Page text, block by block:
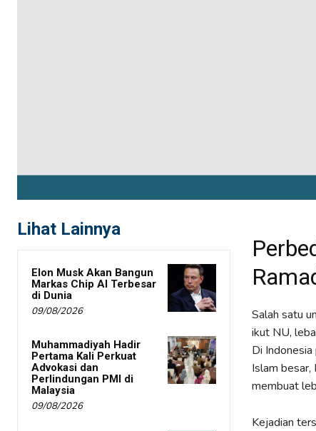
Lihat Lainnya
Elon Musk Akan Bangun
Markas Chip AI Terbesar
di Dunia
09/08/2026
Muhammadiyah Hadir
Pertama Kali Perkuat
Advokasi dan
Perlindungan PMI di
Malaysia
09/08/2026
Salah satu
ikut NU,
Di
Islam besar,
membuat
Kejadian